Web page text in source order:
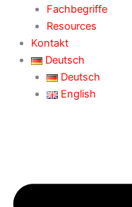
Fachbegriffe
Resources
Kontakt
Deutsch
Deutsch
English